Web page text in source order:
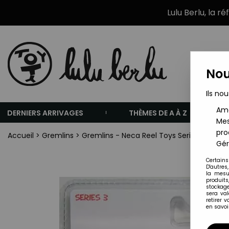
Lulu Berlu, la
DERNIERS ARRIVAGES THÈMES DE A À Z
Accueil > Gremlins > Gremlins - Neca Reel Toys Series 3 -
Ils
la
sera
retirer
en